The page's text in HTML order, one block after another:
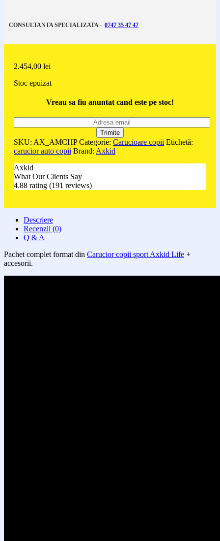
CONSULTANTA SPECIALIZATA - 0747 35 47 47
2.454,00 lei
Stoc epuizat
Vreau sa fiu anuntat cand este pe stoc!
SKU: AX_AMCHP Categorie: Carucioare copii Etichetă:
carucior auto copii Brand: Axkid
Axkid
What Our Clients Say
4.88 rating (191 reviews)
Descriere
Recenzii (0)
Q & A
Pachet complet format din Carucior copii sport Axkid Life +
accesorii.